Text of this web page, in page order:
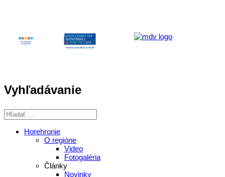
Vyhľadávanie
Horehronie
O regióne
Video
Fotogaléria
Články
Novinky